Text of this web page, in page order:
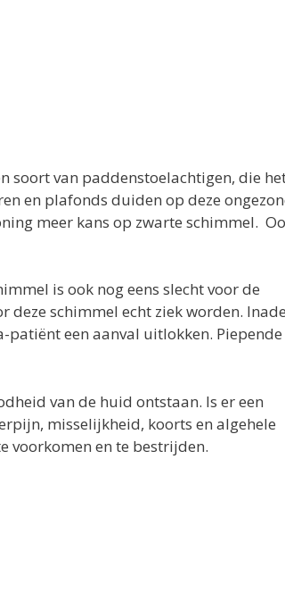
soort van paddenstoelachtigen, die
en plafonds duiden op deze
meer kans op zwarte schimmel.
is ook nog eens slecht voor de
deze schimmel echt ziek worden.
patiënt een aanval uitlokken. Piepende
van de huid ontstaan. Is er een
misselijkheid, koorts en algehele
voorkomen en te bestrijden.